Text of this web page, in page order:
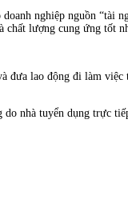
nghiệp nguồn “tài
chất lượng cung ứng tốt
lao động đi làm việc
nhà tuyển dụng trực